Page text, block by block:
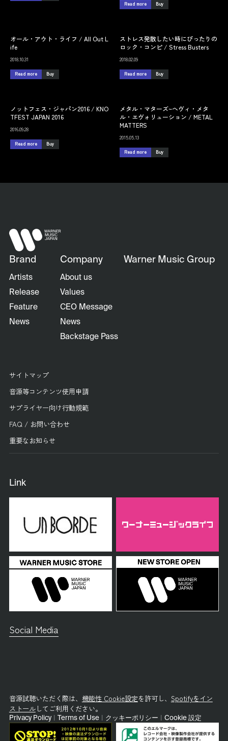
Read more Buy
オール・アウト・ライフ / All Out L
ife
2018.10.31
Read more Buy
ストレス発散したい時にぴったりの
ロック・コンピ / Stress Busters
2018.02.09
Read more Buy
ノットフェス・ジャパン2016 / KNO
TFEST JAPAN 2016
2016.09.28
Read more Buy
メタル・マターズ~ヘヴィ・メタ
ル・エヴォリューション / METAL
MATTERS
2015.05.13
Read more Buy
Brand
Artists
Release
Feature
News
Company
About us
Values
CEO Message
News
Backstage Pass
Warner Music Group
サイトマップ
音源等コンテンツ使用申請
サプライヤー向け行動規範
FAQ / お問い合わせ
重要なお知らせ
Link
Social Media
音源試聴いただく際は、 機能性 Cookie設定を許可し、 Spotifyをイン
ストールしてご利用ください。
Privacy Policy Terms of Use クッキーポリシー Cookie 設定